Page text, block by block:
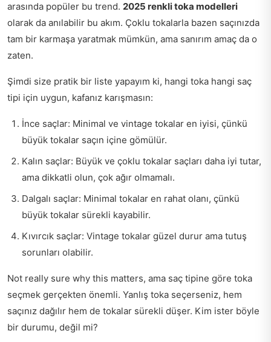
arasında popüler bu trend. 2025 renkli toka modelleri
olarak da anılabilir bu akım. Çoklu tokalarla bazen saçınızda
tam bir karmaşa yaratmak mümkün, ama sanırım amaç da o
zaten.
Şimdi size pratik bir liste yapayım ki, hangi toka hangi saç
tipi için uygun, kafanız karışmasın:
İnce saçlar: Minimal ve vintage tokalar en iyisi, çünkü
büyük tokalar saçın içine gömülür.
Kalın saçlar: Büyük ve çoklu tokalar saçları daha iyi tutar,
ama dikkatli olun, çok ağır olmamalı.
Dalgalı saçlar: Minimal tokalar en rahat olanı, çünkü
büyük tokalar sürekli kayabilir.
Kıvırcık saçlar: Vintage tokalar güzel durur ama tutuş
sorunları olabilir.
Not really sure why this matters, ama saç tipine göre toka
seçmek gerçekten önemli. Yanlış toka seçerseniz, hem
saçınız dağılır hem de tokalar sürekli düşer. Kim ister böyle
bir durumu, değil mi?